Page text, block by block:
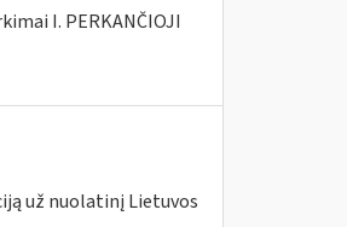
I. PERKANČIOJI
už nuolatinį Lietuvos